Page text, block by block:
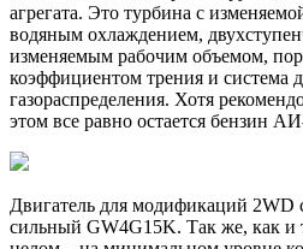
агрегата. Это турбина с
водяным охлаждением,
изменяемым рабочим объемом,
коэффициентом трения и система
газораспределения. Хотя
этом все равно остается бензин
Двигатель для модификаций
сильный GW4G15K. Так же, как и